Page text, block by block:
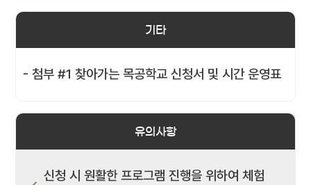
기타
- 첨부 #1 찾아가는 목공학교 신청서 및 시간 운영표
유의사항
신청 시 원활한 프로그램 진행을 위하여 체험